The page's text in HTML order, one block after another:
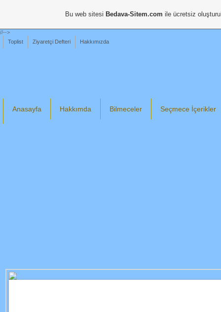
//-->
Toplist
Ziyaretçi Defteri Hakkımızda
Anasayfa Hakkımda Bilmeceler Seçmece İçerikler
Bu web sitesi Bedava-Sitem.com ile ücretsiz